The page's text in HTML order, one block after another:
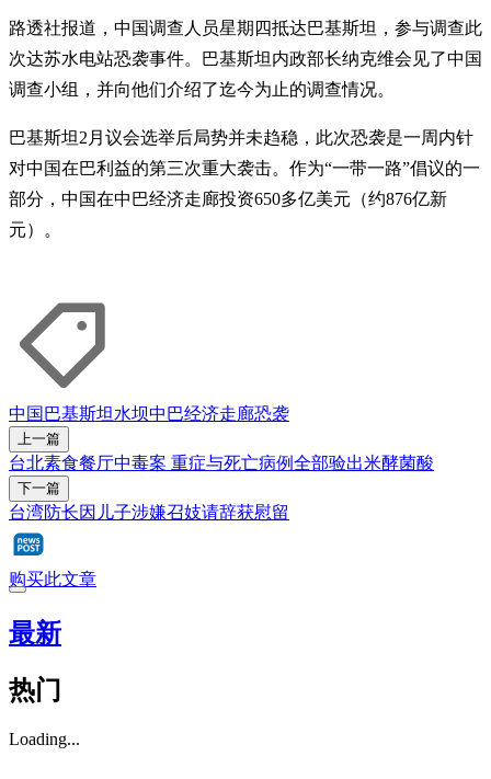
路透社报道，中国调查人员星期四抵达巴基斯坦，参与调查此
次达苏水电站恐袭事件。巴基斯坦内政部长纳克维会见了中国
调查小组，并向他们介绍了迄今为止的调查情况。
巴基斯坦2月议会选举后局势并未趋稳，此次恐袭是一周内针
对中国在巴利益的第三次重大袭击。作为“一带一路”倡议的一
部分，中国在中巴经济走廊投资650多亿美元（约876亿新
元）。
中国 巴基斯坦水坝中巴经济走廊恐袭
上一篇
台北素食餐厅中毒案 重症与死亡病例全部验出米酵菌酸
下一篇
台湾防长因儿子涉嫌召妓请辞获慰留
购买此文章
最新
热门
Loading...